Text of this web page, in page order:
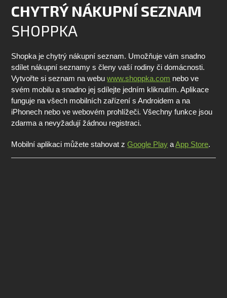
CHYTRÝ NÁKUPNÍ SEZNAM
SHOPPKA
Shopka je chytrý nákupní seznam. Umožňuje vám snadno
sdílet nákupní seznamy s členy vaší rodiny či domácnosti.
Vytvořte si seznam na webuwww.shoppka.com nebo ve
svém mobilu a snadno jej sdílejte jedním kliknutím. Aplikace
funguje na všech mobilních zařízení s Androidem a na
iPhonech nebo ve webovém prohlížeči. Všechny funkce jsou
zdarma a nevyžadují žádnou registraci.
Mobilní aplikaci můžete stahovat zGoogle Play aApp Store.